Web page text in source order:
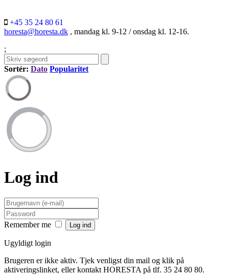
+45 35 24 80 61
horesta@horesta.dk , mandag kl. 9-12 / onsdag kl. 12-16.
;
Sortér: Dato Popularitet
Log ind
Remember me
Ugyldigt login
Brugeren er ikke aktiv. Tjek venligst din mail og klik på
aktiveringslinket, eller kontakt HORESTA på tlf. 35 24 80 80.